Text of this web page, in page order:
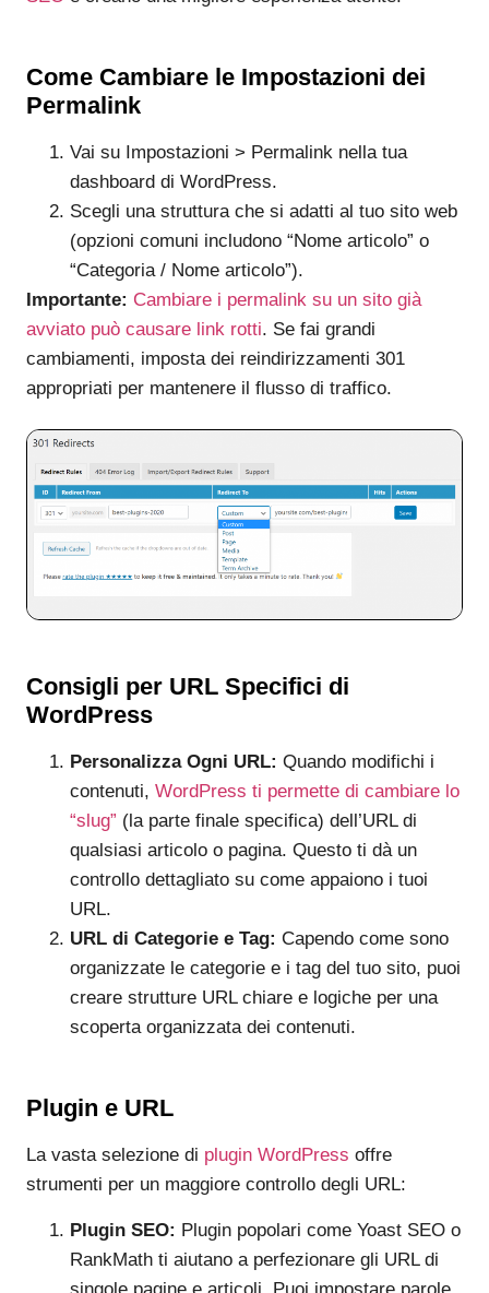
Come Cambiare le Impostazioni dei
Permalink
Vai su Impostazioni > Permalink nella tua
dashboard di WordPress.
Scegli una struttura che si adatti al tuo sito web
(opzioni comuni includono “Nome articolo” o
“Categoria / Nome articolo”).
Importante: Cambiare i permalink su un sito già
avviato può causare link rotti. Se fai grandi
cambiamenti, imposta dei reindirizzamenti 301
appropriati per mantenere il flusso di traffico.
Consigli per URL Specifici di
WordPress
Personalizza Ogni URL: Quando modifichi i
contenuti, WordPress ti permette di cambiare lo
“slug” (la parte finale specifica) dell’URL di
qualsiasi articolo o pagina. Questo ti dà un
controllo dettagliato su come appaiono i tuoi
URL.
URL di Categorie e Tag: Capendo come sono
organizzate le categorie e i tag del tuo sito, puoi
creare strutture URL chiare e logiche per una
scoperta organizzata dei contenuti.
Plugin e URL
La vasta selezione di plugin WordPress offre
strumenti per un maggiore controllo degli URL:
Plugin SEO: Plugin popolari come Yoast SEO o
RankMath ti aiutano a perfezionare gli URL di